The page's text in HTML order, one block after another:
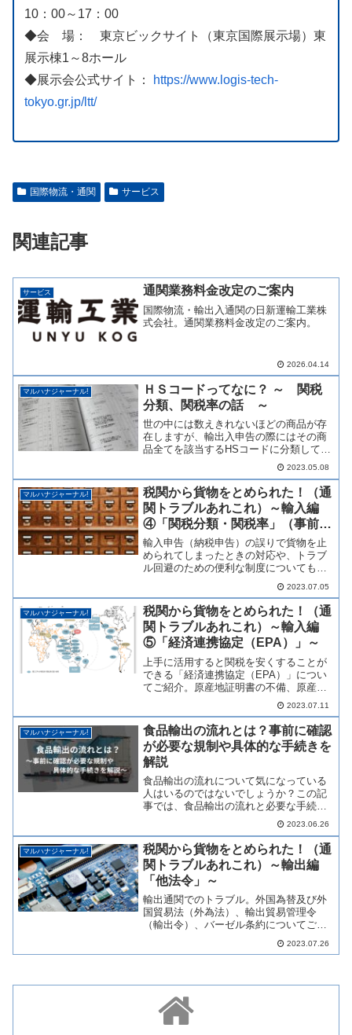
10：00～17：00
◆会 場： 東京ビックサイト（東京国際展示場）東
展示棟1～8ホール
◆展示会公式サイト：
https://www.logis-tech-
tokyo.gr.jp/ltt/
国際物流・通関 サービス
関連記事
サービス 通関業務料金改定のご案内
国際物流・輸出入通関の日新運輸工業株
式会社。通関業務料金改定のご案内。
2026.04.14
マルハナジャーナル!
ＨＳコードってなに？ ～ 関税
分類、関税率の話 ～
世の中には数えきれないほどの商品が存
在しますが、輸出入申告の際にはその商
品全てを該当するHSコードに分類して申
告します。今回は、HSコードと関税分類
についてスポットを当ててご紹介いたし
ます。関税を安くしたい方も必見です！
2023.05.08
マルハナジャーナル!
税関から貨物をとめられた！（通
関トラブルあれこれ）～輸入編
④「関税分類・関税率」（事前教
示制度の説明）～
輸入申告（納税申告）の誤りで貨物を止
められてしまったときの対応や、トラブ
ル回避のための便利な制度についてもご
紹介。分割通関、事後審査扱い、輸入許
可前引取り、事前教示制度について説明
いたします。
2023.07.05
マルハナジャーナル!
税関から貨物をとめられた！（通
関トラブルあれこれ）～輸入編
⑤「経済連携協定（EPA）」～
上手に活用すると関税を安くすることが
できる「経済連携協定（EPA）」につい
てご紹介。原産地証明書の不備、原産地
規則についても説明いたします。2023.07.11
マルハナジャーナル!
食品輸出の流れとは？事前に確認
が必要な規制や具体的な手続きを
解説
食品輸出の流れについて気になっている
人はいるのではないでしょうか？この記
事では、食品輸出の流れと必要な手続
き、輸出に関わる規制、輸出を成功させ
るためのポイントについて紹介します。
食品の輸出に興味がある人は、ぜひ参考
にしてください。
2023.06.26
マルハナジャーナル!
税関から貨物をとめられた！（通
関トラブルあれこれ）～輸出編
「他法令」～
輸出通関でのトラブル。外国為替及び外
国貿易法（外為法）、輸出貿易管理令
（輸出令）、バーゼル条約についてご紹
2023.07.26